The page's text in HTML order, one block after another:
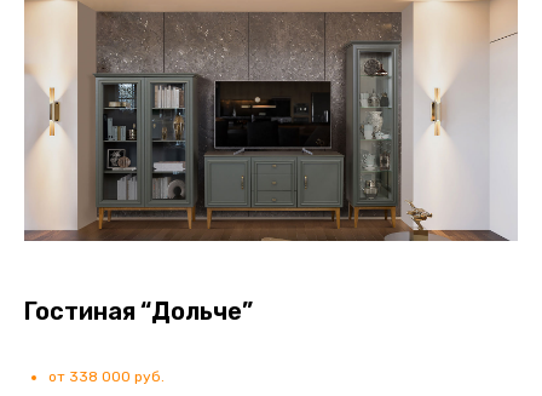
Гостиная “Дольче”
от 338 000 руб.